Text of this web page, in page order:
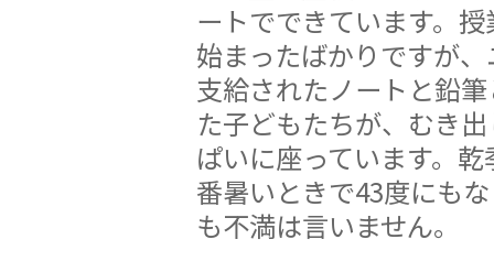
ートでできています。
始まったばかりですが
支給されたノートと鉛
た子どもたちが、むき
ぱいに座っています。
番暑いときで43度にも
も不満は言いません。